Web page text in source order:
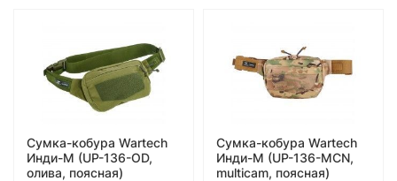
Сумка-кобура Wartech
Инди-М (UP-136-OD,
олива, поясная)
Сумка-кобура Wartech
Инди-М (UP-136-MCN,
multicam, поясная)